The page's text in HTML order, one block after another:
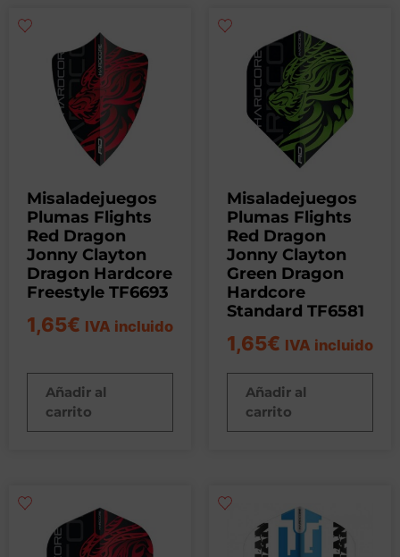
Misaladejuegos
Plumas Flights
Red Dragon
Jonny Clayton
Dragon Hardcore
Freestyle TF6693
1,65€ IVA incluido
Añadir al
carrito
Misaladejuegos
Plumas Flights
Red Dragon
Jonny Clayton
Green Dragon
Hardcore
Standard TF6581
1,65€ IVA incluido
Añadir al
carrito